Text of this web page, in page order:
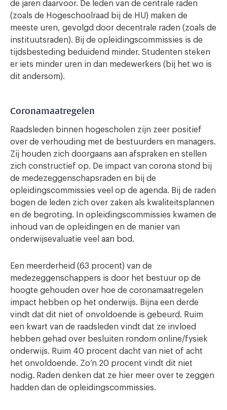
de jaren daarvoor. De leden van de centrale raden
(zoals de Hogeschoolraad bij de HU) maken de
meeste uren, gevolgd door decentrale raden (zoals de
instituutsraden). Bij de opleidingscommissies is de
tijdsbesteding beduidend minder. Studenten steken
er iets minder uren in dan medewerkers (bij het wo is
dit andersom).
Coronamaatregelen
Raadsleden binnen hogescholen zijn zeer positief
over de verhouding met de bestuurders en managers.
Zij houden zich doorgaans aan afspraken en stellen
zich constructief op. De impact van corona stond bij
de medezeggenschapsraden en bij de
opleidingscommissies veel op de agenda. Bij de raden
bogen de leden zich over zaken als kwaliteitsplannen
en de begroting. In opleidingscommissies kwamen de
inhoud van de opleidingen en de manier van
onderwijsevaluatie veel aan bod.
Een meerderheid (63 procent) van de
medezeggenschappers is door het bestuur op de
hoogte gehouden over hoe de coronamaatregelen
impact hebben op het onderwijs. Bijna een derde
vindt dat dit niet of onvoldoende is gebeurd. Ruim
een kwart van de raadsleden vindt dat ze invloed
hebben gehad over besluiten rondom online/fysiek
onderwijs. Ruim 40 procent dacht van niet of acht
het onvoldoende. Zo’n 20 procent vindt dit niet
nodig. Raden denken dat ze hier meer over te zeggen
hadden dan de opleidingscommissies.